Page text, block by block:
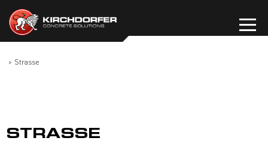
Inhalt
springen
Strasse
STRASSE